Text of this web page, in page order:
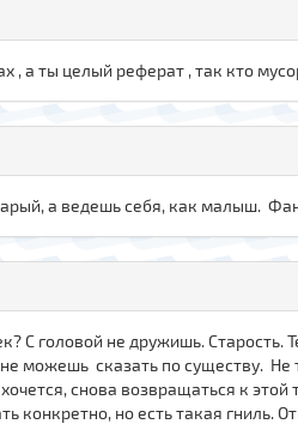
, а ты целый реферат , так кто
а ведешь себя, как малыш.
С головой не дружишь.
можешь сказать по существу.
снова возвращаться к
конкретно, но есть такая